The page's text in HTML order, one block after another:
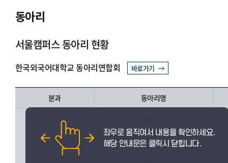
동아리
서울캠퍼스 동아리 현황
한국외국어대학교 동아리연합회 바로가기
분과 동아리명
그림촌